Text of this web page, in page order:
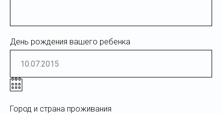
День рождения вашего ребенка
Город и страна проживания